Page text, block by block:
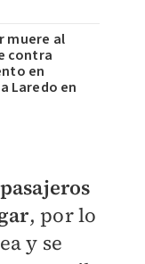
muere al
contra
en
Laredo en
, por lo
y se